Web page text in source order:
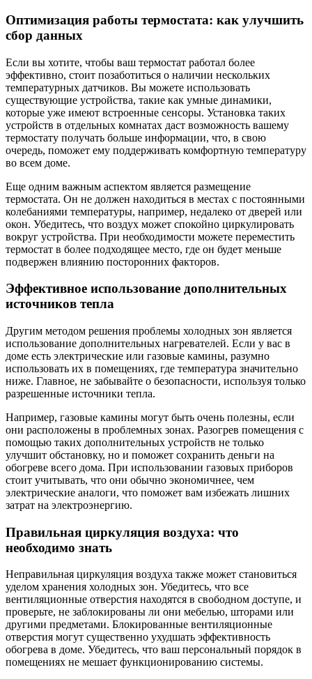
Оптимизация работы термостата: как улучшить
сбор данных
Если вы хотите, чтобы ваш термостат работал более
эффективно, стоит позаботиться о наличии нескольких
температурных датчиков. Вы можете использовать
существующие устройства, такие как умные динамики,
которые уже имеют встроенные сенсоры. Установка таких
устройств в отдельных комнатах даст возможность вашему
термостату получать больше информации, что, в свою
очередь, поможет ему поддерживать комфортную температуру
во всем доме.
Еще одним важным аспектом является размещение
термостата. Он не должен находиться в местах с постоянными
колебаниями температуры, например, недалеко от дверей или
окон. Убедитесь, что воздух может спокойно циркулировать
вокруг устройства. При необходимости можете переместить
термостат в более подходящее место, где он будет меньше
подвержен влиянию посторонних факторов.
Эффективное использование дополнительных
источников тепла
Другим методом решения проблемы холодных зон является
использование дополнительных нагревателей. Если у вас в
доме есть электрические или газовые камины, разумно
использовать их в помещениях, где температура значительно
ниже. Главное, не забывайте о безопасности, используя только
разрешенные источники тепла.
Например, газовые камины могут быть очень полезны, если
они расположены в проблемных зонах. Разогрев помещения с
помощью таких дополнительных устройств не только
улучшит обстановку, но и поможет сохранить деньги на
обогреве всего дома. При использовании газовых приборов
стоит учитывать, что они обычно экономичнее, чем
электрические аналоги, что поможет вам избежать лишних
затрат на электроэнергию.
Правильная циркуляция воздуха: что
необходимо знать
Неправильная циркуляция воздуха также может становиться
уделом хранения холодных зон. Убедитесь, что все
вентиляционные отверстия находятся в свободном доступе, и
проверьте, не заблокированы ли они мебелью, шторами или
другими предметами. Блокированные вентиляционные
отверстия могут существенно ухудшать эффективность
обогрева в доме. Убедитесь, что ваш персональный порядок в
помещениях не мешает функционированию системы.